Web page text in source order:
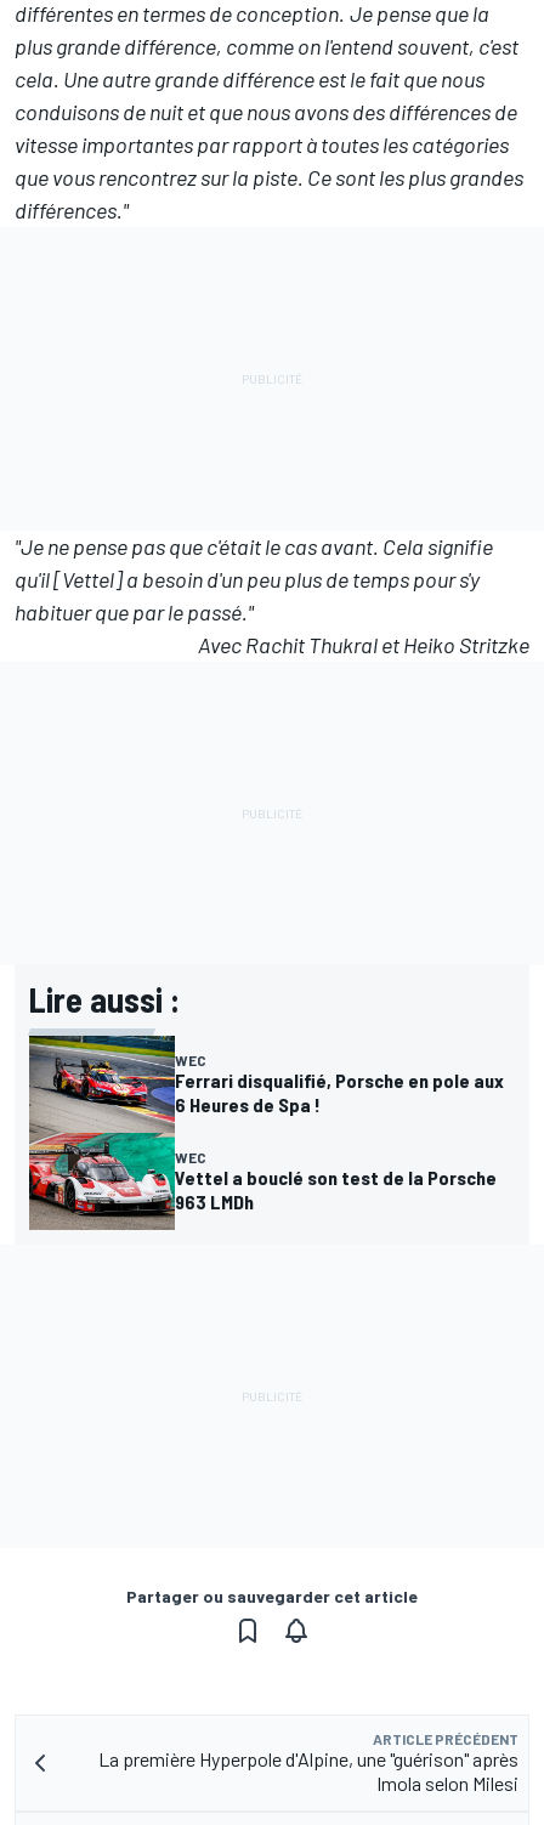
différentes en termes de conception. Je pense que la
plus grande différence, comme on l'entend souvent, c'est
cela. Une autre grande différence est le fait que nous
conduisons de nuit et que nous avons des différences de
vitesse importantes par rapport à toutes les catégories
que vous rencontrez sur la piste. Ce sont les plus grandes
différences."
"Je ne pense pas que c'était le cas avant. Cela signifie
qu'il [Vettel] a besoin d'un peu plus de temps pour s'y
habituer que par le passé."
Avec Rachit Thukral et Heiko Stritzke
Lire aussi :
WEC
Ferrari disqualifié, Porsche en pole aux
6 Heures de Spa !
WEC
Vettel a bouclé son test de la Porsche
963 LMDh
Partager ou sauvegarder cet article
ARTICLE PRÉCÉDENT
La première Hyperpole d'Alpine, une "guérison" après
Imola selon Milesi